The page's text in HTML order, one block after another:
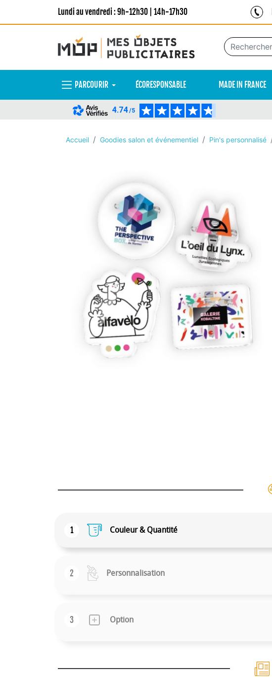
Lundi au vendredi : 9h-12h30 | 14h-17h30
PARCOURIR ÉCORESPONSABLE MADE IN FRANCE
4.74/5
Accueil Goodies salon et événementiel Pin's personnalisé
1 Couleur & Quantité
2 Personnalisation
3 Option